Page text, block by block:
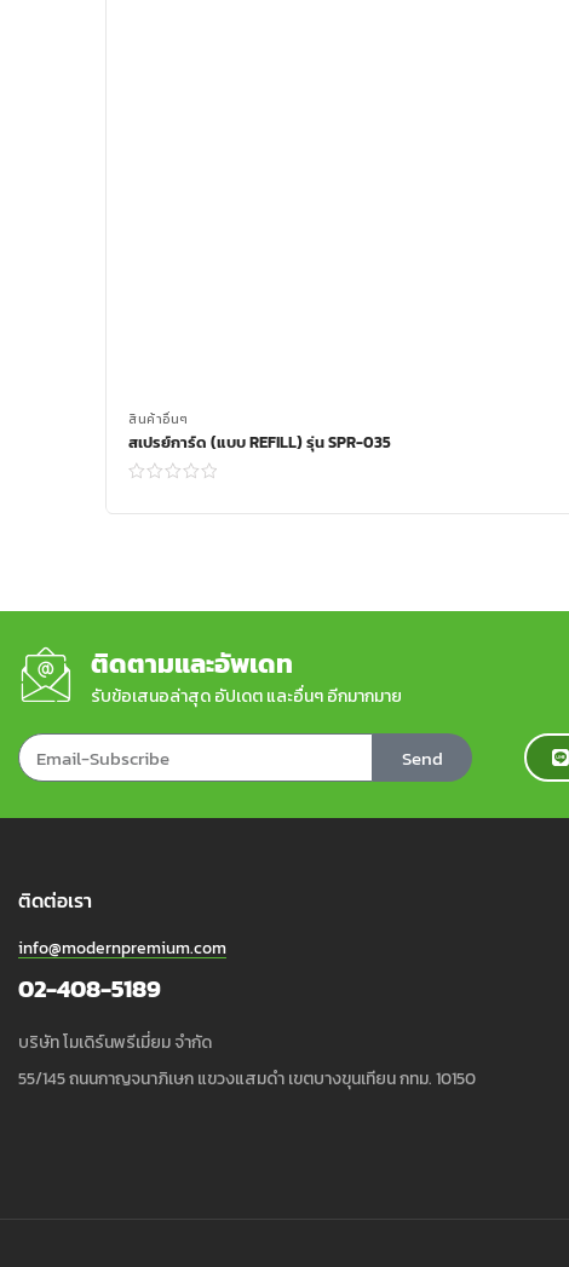
สินค้าอื่นๆ
สเปรย์การ์ด (แบบ REFILL) รุ่น SPR-035
Read more
ติดตามและอัพเดท
รับข้อเสนอล่าสุด อัปเดต และอื่นๆ อีกมากมาย
Send
ติดต่อเรา
info@modernpremium.com
02-408-5189
บริษัท โมเดิร์นพรีเมี่ยม จำกัด
55/145 ถนนกาญจนาภิเษก แขวงแสมดำ เขตบางขุนเทียน กทม. 10150